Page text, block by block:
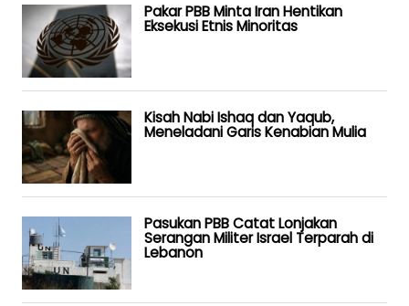
Pakar PBB Minta Iran Hentikan
Eksekusi Etnis Minoritas
Kisah Nabi Ishaq dan Yaqub,
Meneladani Garis Kenabian Mulia
Pasukan PBB Catat Lonjakan
Serangan Militer Israel Terparah di
Lebanon